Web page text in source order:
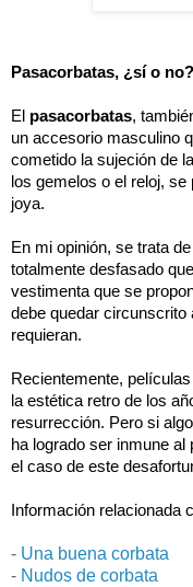
Pasacorbatas, ¿sí o no?
El pasacorbatas,
un accesorio masculino
cometido la sujeción de
los gemelos o el reloj,
joya.
En mi opinión, se trata
totalmente desfasado
vestimenta que se
debe quedar
requieran.
Recientemente,
la estética retro de los
resurrección. Pero si
ha logrado ser inmune
el caso de este
Información relacionada
- Una buena corbata
- Nudos de corbata